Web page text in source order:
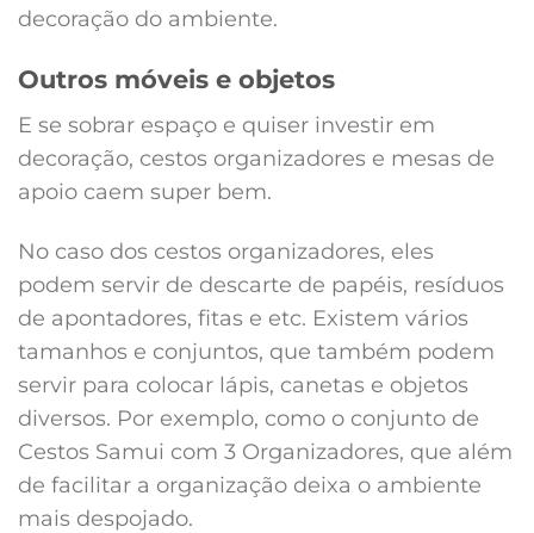
decoração do ambiente.
Outros móveis e objetos
E se sobrar espaço e quiser investir em
decoração, cestos organizadores e mesas de
apoio caem super bem.
No caso dos cestos organizadores, eles
podem servir de descarte de papéis, resíduos
de apontadores, fitas e etc. Existem vários
tamanhos e conjuntos, que também podem
servir para colocar lápis, canetas e objetos
diversos. Por exemplo, como o conjunto de
Cestos Samui com 3 Organizadores, que além
de facilitar a organização deixa o ambiente
mais despojado.